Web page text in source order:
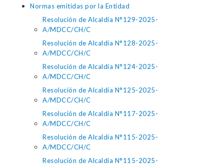
Normas emitidas por la Entidad
Resolución de Alcaldía N°129-2025-
A/MDCC/CH/C
Resolución de Alcaldía N°128-2025-
A/MDCC/CH/C
Resolución de Alcaldía N°124-2025-
A/MDCC/CH/C
Resolución de Alcaldía N°125-2025-
A/MDCC/CH/C
Resolución de Alcaldía N°117-2025-
A/MDCC/CH/C
Resolución de Alcaldía N°115-2025-
A/MDCC/CH/C
Resolución de Alcaldía N°115-2025-